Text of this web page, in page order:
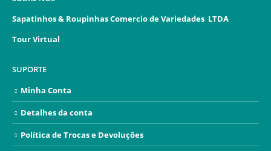
Sapatinhos & Roupinhas Comercio de Variedades LTDA
Tour Virtual
SUPORTE
Minha Conta
Detalhes da conta
Política de Trocas e Devoluções